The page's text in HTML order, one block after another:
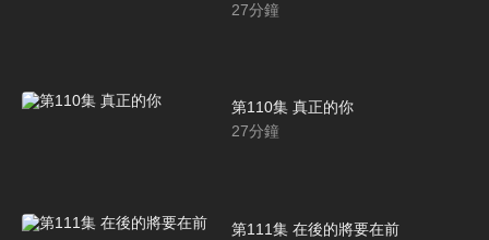
27分鐘
第110集 真正的你
27分鐘
第111集 在後的將要在前